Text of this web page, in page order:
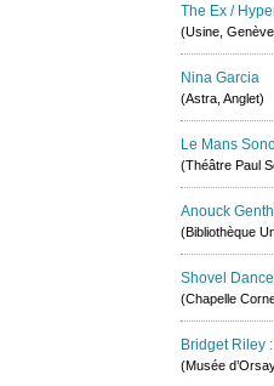
The Ex /
(Usine,
Nina Garcia
(Astra, Anglet)
Le Mans
(Théâtre Paul
Anouck
(Bibliothèque
Shovel
(Chapelle
Bridget Riley
(Musée